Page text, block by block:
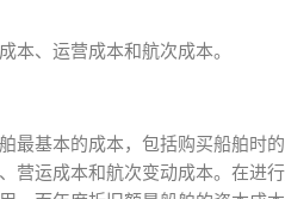
本、运营成本和航次成本。
最基本的成本，包括购买船舶时
营运成本和航次变动成本。在进